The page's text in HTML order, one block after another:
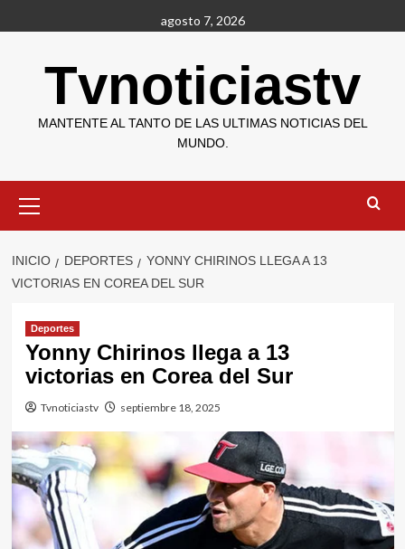
al
agosto 7, 2026
Tvnoticiastv
MANTENTE AL TANTO DE LAS ULTIMAS NOTICIAS DEL
MUNDO.
primario
INICIO DEPORTES
YONNY CHIRINOS LLEGA A 13
VICTORIAS EN COREA DEL SUR
Deportes
Yonny Chirinos llega a 13
victorias en Corea del Sur
Tvnoticiastv septiembre 18, 2025